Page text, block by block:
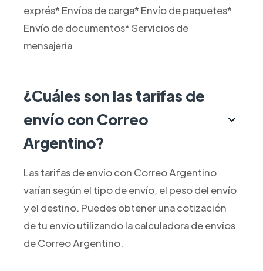
exprés* Envíos de carga* Envío de paquetes*
Envío de documentos* Servicios de
mensajería
¿Cuáles son las tarifas de
envío con Correo
Argentino?
Las tarifas de envío con Correo Argentino
varían según el tipo de envío, el peso del envío
y el destino. Puedes obtener una cotización
de tu envío utilizando la calculadora de envíos
de Correo Argentino.